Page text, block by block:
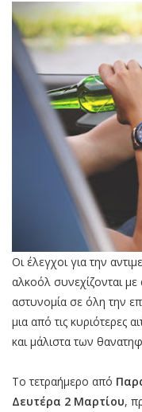
Οι έλεγχοι για την
αλκοόλ συνεχίζονται
αστυνομία σε όλη την
μια από τις κυριότερες
και μάλιστα των
Το τετραήμερο από
Δευτέρα 2 Μαρτίου,